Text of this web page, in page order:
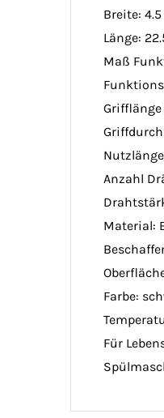
Breite:
Länge:
Maß
Anzahl
Material:
Farbe:
Für